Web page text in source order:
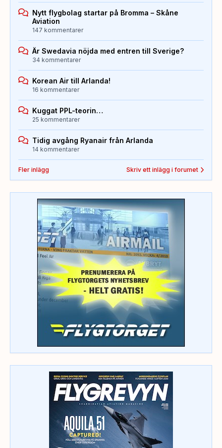
Nytt flygbolag startar på Bromma – Skåne
Aviation
147 kommentarer
Är Swedavia nöjda med entren till Sverige?
34 kommentarer
Korean Air till Arlanda!
16 kommentarer
Kuggat PPL-teorin…
25 kommentarer
Tidig avgång Ryanair från Arlanda
14 kommentarer
Fler inlägg Skriv ett inlägg i forumet